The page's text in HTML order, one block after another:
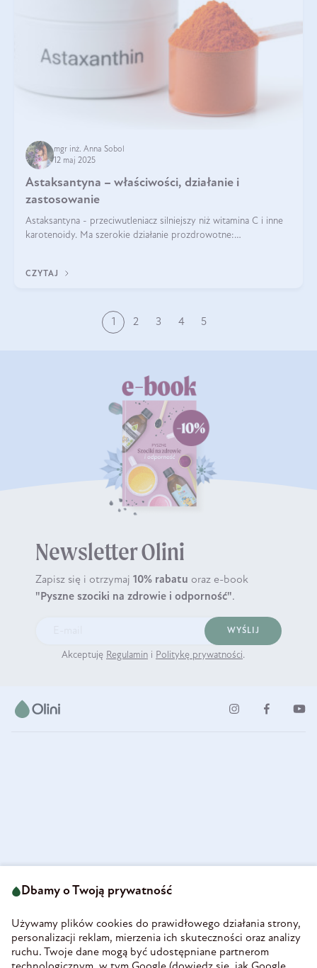
mgr inż. Anna Sobol
12 maj 2025
Astaksantyna – właściwości, działanie i
zastosowanie
Astaksantyna - przeciwutleniacz silniejszy niż witamina C i inne
karotenoidy. Ma szerokie działanie prozdrowotne:
CZYTAJ
1 2 3 4 5
Newsletter Olini
Zapisz się i otrzymaj 10% rabatu oraz e-book
"Pyszne szociki na zdrowie i odporność".
WYŚLIJ
Akceptuję Regulamin i Politykę prywatności.
58-160 Świebodzice
REGON 890213034
INFORMACJE
Dbamy o Twoją prywatność
Używamy plików cookies do prawidłowego działania strony,
personalizacji reklam, mierzenia ich skuteczności oraz analizy
ruchu. Twoje dane mogą być udostępniane partnerom